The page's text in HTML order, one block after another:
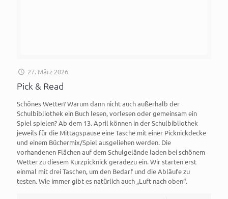
27. März 2026
Pick & Read
Schönes Wetter? Warum dann nicht auch außerhalb der
Schulbibliothek ein Buch lesen, vorlesen oder gemeinsam ein
Spiel spielen? Ab dem 13. April können in der Schulbibliothek
jeweils für die Mittagspause eine Tasche mit einer Picknickdecke
und einem Büchermix/Spiel ausgeliehen werden. Die
vorhandenen Flächen auf dem Schulgelände laden bei schönem
Wetter zu diesem Kurzpicknick geradezu ein. Wir starten erst
einmal mit drei Taschen, um den Bedarf und die Abläufe zu
testen. Wie immer gibt es natürlich auch „Luft nach oben“.